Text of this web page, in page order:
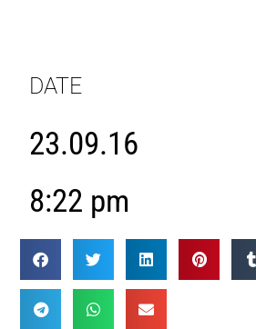
DATE
23.09.16
8:22 pm